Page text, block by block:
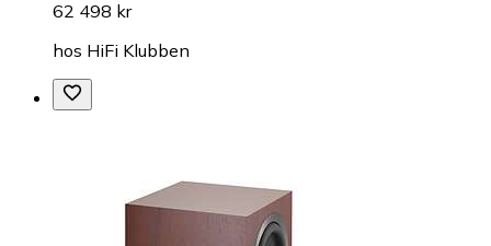
62 498 kr
hos HiFi Klubben